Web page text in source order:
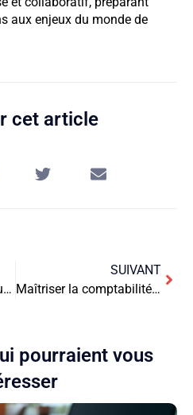
aux enjeux du monde de
cet article
APL et auto-entrepreneuriat : compatibilité et démarches
SUIVANT
Maîtriser la comptabilité associative : guide pratique
pourraient vous